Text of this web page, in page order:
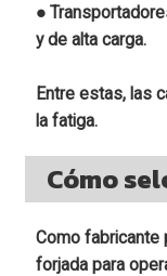
●
y de alta carga.
Entre estas, las
la fatiga.
Cómo
Como fabricante
forjada para